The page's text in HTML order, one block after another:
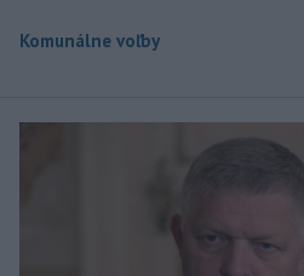
Komunálne voľby